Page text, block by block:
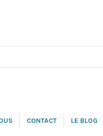
CONTACT LE BLOG